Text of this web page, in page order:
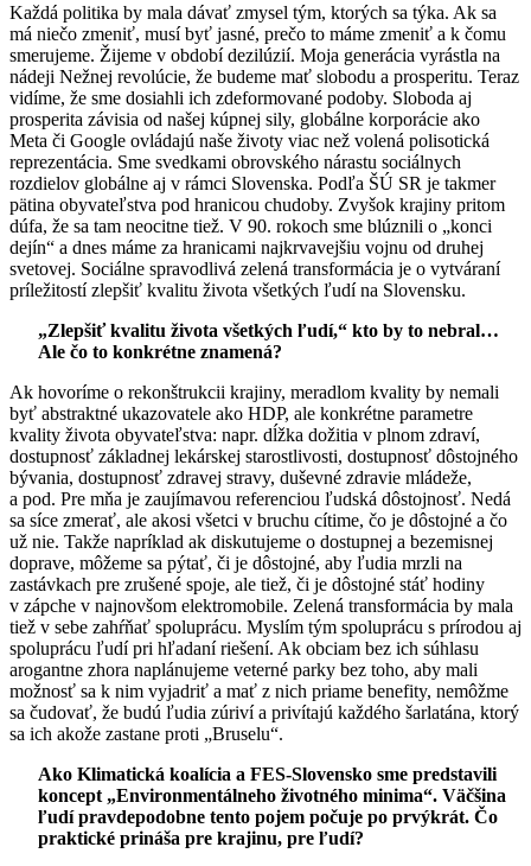
Každá politika by mala dávať zmysel tým, ktorých sa týka. Ak sa
má niečo zmeniť, musí byť jasné, prečo to máme zmeniť a k čomu
smerujeme. Žijeme v období dezilúzií. Moja generácia vyrástla na
nádeji Nežnej revolúcie, že budeme mať slobodu a prosperitu. Teraz
vidíme, že sme dosiahli ich zdeformované podoby. Sloboda aj
prosperita závisia od našej kúpnej sily, globálne korporácie ako
Meta či Google ovládajú naše životy viac než volená polisotická
reprezentácia. Sme svedkami obrovského nárastu sociálnych
rozdielov globálne aj v rámci Slovenska. Podľa ŠÚ SR je takmer
pätina obyvateľstva pod hranicou chudoby. Zvyšok krajiny pritom
dúfa, že sa tam neocitne tiež. V 90. rokoch sme blúznili o „konci
dejín“ a dnes máme za hranicami najkrvavejšiu vojnu od druhej
svetovej. Sociálne spravodlivá zelená transformácia je o vytváraní
príležitostí zlepšiť kvalitu života všetkých ľudí na Slovensku.
„Zlepšiť kvalitu života všetkých ľudí,“ kto by to nebral…
Ale čo to konkrétne znamená?
Ak hovoríme o rekonštrukcii krajiny, meradlom kvality by nemali
byť abstraktné ukazovatele ako HDP, ale konkrétne parametre
kvality života obyvateľstva: napr. dĺžka dožitia v plnom zdraví,
dostupnosť základnej lekárskej starostlivosti, dostupnosť dôstojného
bývania, dostupnosť zdravej stravy, duševné zdravie mládeže,
a pod. Pre mňa je zaujímavou referenciou ľudská dôstojnosť. Nedá
sa síce zmerať, ale akosi všetci v bruchu cítime, čo je dôstojné a čo
už nie. Takže napríklad ak diskutujeme o dostupnej a bezemisnej
doprave, môžeme sa pýtať, či je dôstojné, aby ľudia mrzli na
zastávkach pre zrušené spoje, ale tiež, či je dôstojné stáť hodiny
v zápche v najnovšom elektromobile. Zelená transformácia by mala
tiež v sebe zahŕňať spoluprácu. Myslím tým spoluprácu s prírodou aj
spoluprácu ľudí pri hľadaní riešení. Ak obciam bez ich súhlasu
arogantne zhora naplánujeme veterné parky bez toho, aby mali
možnosť sa k nim vyjadriť a mať z nich priame benefity, nemôžme
sa čudovať, že budú ľudia zúriví a privítajú každého šarlatána, ktorý
sa ich akože zastane proti „Bruselu“.
Ako Klimatická koalícia a FES-Slovensko sme predstavili
koncept „Environmentálneho životného minima“. Väčšina
ľudí pravdepodobne tento pojem počuje po prvýkrát. Čo
praktické prináša pre krajinu, pre ľudí?